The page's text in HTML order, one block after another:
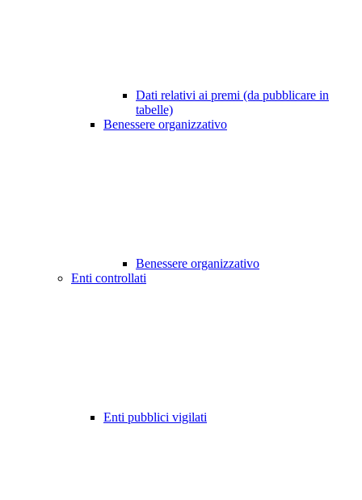
Dati relativi ai premi (da pubblicare in
tabelle)
Benessere organizzativo
Benessere organizzativo
Enti controllati
Enti pubblici vigilati